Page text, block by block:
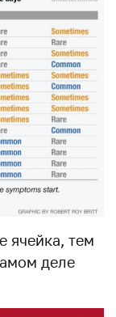
ячейка, тем
деле